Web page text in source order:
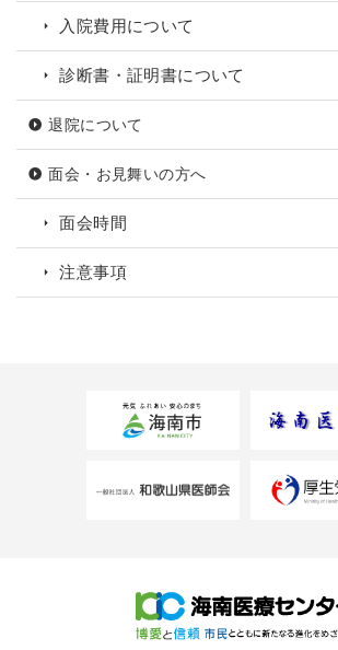
入院費用について
診断書・証明書について
退院について
面会・お見舞いの方へ
面会時間
注意事項